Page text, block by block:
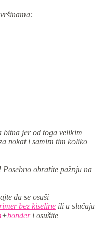
bitna jer od toga velikim
nokat i samim tim koliko
obratite pažnju na
da se osuši
bez kiseline ili u slučaju
+bonder i osušite